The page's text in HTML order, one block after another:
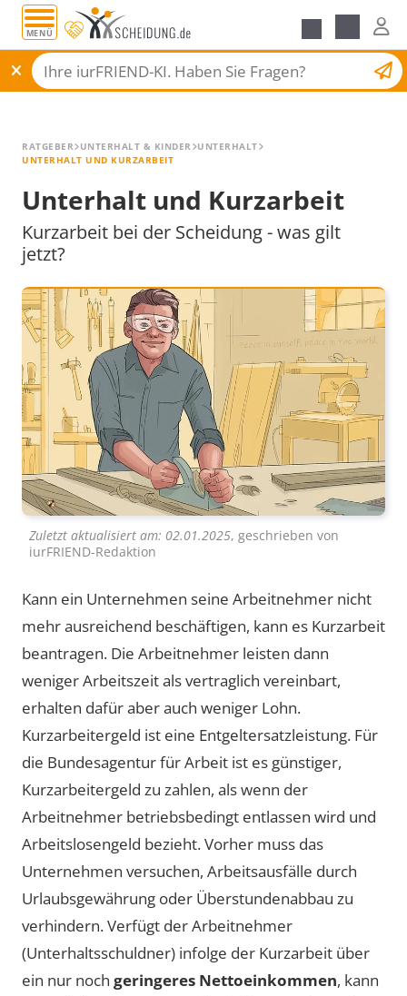
MENÜ
Scheidungsantrag
Alle Ratgeber
RATGEBER UNTERHALT & KINDER UNTERHALT
UNTERHALT UND KURZARBEIT
Unterhalt und Kurzarbeit
Kurzarbeit bei der Scheidung - was gilt
jetzt?
Zuletzt aktualisiert am: 02.01.2025, geschrieben von
iurFRIEND-Redaktion
Kann ein Unternehmen seine Arbeitnehmer nicht
mehr ausreichend beschäftigen, kann es Kurzarbeit
beantragen. Die Arbeitnehmer leisten dann
weniger Arbeitszeit als vertraglich vereinbart,
erhalten dafür aber auch weniger Lohn.
Kurzarbeitergeld ist eine Entgeltersatzleistung. Für
die Bundesagentur für Arbeit ist es günstiger,
Kurzarbeitergeld zu zahlen, als wenn der
Arbeitnehmer betriebsbedingt entlassen wird und
Arbeitslosengeld bezieht. Vorher muss das
Unternehmen versuchen, Arbeitsausfälle durch
Urlaubsgewährung oder Überstundenabbau zu
verhindern. Verfügt der Arbeitnehmer
(Unterhaltsschuldner) infolge der Kurzarbeit über
ein nur noch geringeres Nettoeinkommen, kann